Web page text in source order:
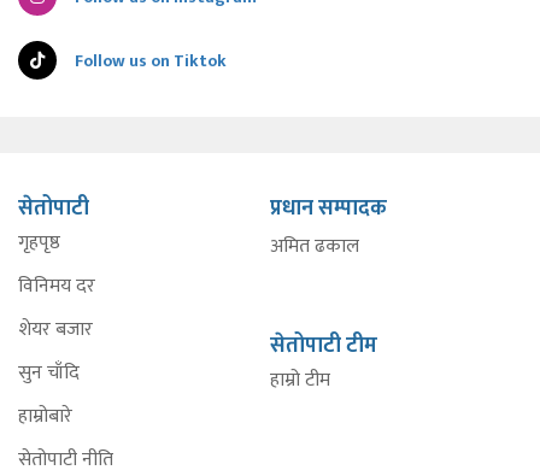
Follow us on Tiktok
सेतोपाटी
गृहपृष्ठ
विनिमय दर
शेयर बजार
सुन चाँदि
हाम्रोबारे
सेतोपाटी नीति
प्रधान सम्पादक
अमित ढकाल
सेतोपाटी टीम
हाम्रो टीम